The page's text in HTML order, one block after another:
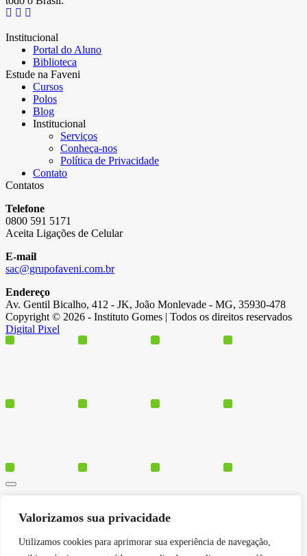
Valorizamos sua privacidade
Utilizamos cookies para aprimorar sua experiência de navegação,
Institucional
Portal do Aluno
Biblioteca
Estude na Faveni
Cursos
Polos
Blog
Institucional
Serviços
Conheça-nos
Política de Privacidade
Contato
Contatos
Telefone
0800 591 5171
Aceita Ligações de Celular
E-mail
sac@grupofaveni.com.br
Endereço
Av. Gentil Bicalho, 412 - JK, João Monlevade - MG, 35930-478
Copyright © 2026 - Instituto Gomes | Todos os direitos reservados
Digital Pixel
Polos
Institucional